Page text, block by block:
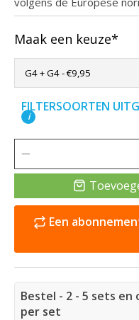
Maak een keuze*
FILTERSOORTEN
i
Een
Bestel - 2 - 5 sets
per set